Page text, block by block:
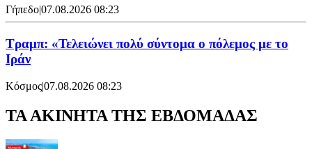
Γήπεδο|07.08.2026 08:23
Τραμπ: «Τελειώνει πολύ σύντομα ο πόλεμος με το
Ιράν
Κόσμος|07.08.2026 08:23
ΤΑ ΑΚΙΝΗΤΑ ΤΗΣ ΕΒΔΟΜΑΔΑΣ